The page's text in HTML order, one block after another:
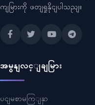
ကျမြားကို ဖတျရှုနိုငျပါသညျ။
အမွနျလင့ျချမြား
ပငျမစာမကြျနှာ